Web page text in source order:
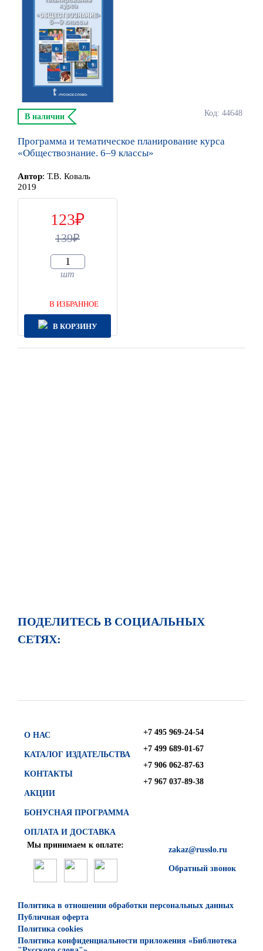
Код: 44648
В наличии
Программа и тематическое планирование курса
«Обществознание. 6–9 классы»
Автор: Т.В. Коваль
2019
123
139
шт
В ИЗБРАННОЕ
В КОРЗИНУ
ПОДЕЛИТЕСЬ В СОЦИАЛЬНЫХ
СЕТЯХ:
О НАС
КАТАЛОГ ИЗДАТЕЛЬСТВА
КОНТАКТЫ
АКЦИИ
БОНУСНАЯ ПРОГРАММА
ОПЛАТА И ДОСТАВКА
+7 495 969-24-54
+7 499 689-01-67
+7 906 062-87-63
+7 967 037-89-38
zakaz@russlo.ru
Обратный звонок
Мы принимаем к оплате:
Политика в отношении обработки персональных данных
Публичная оферта
Политика cookies
Политика конфиденциальности приложения «Библиотека